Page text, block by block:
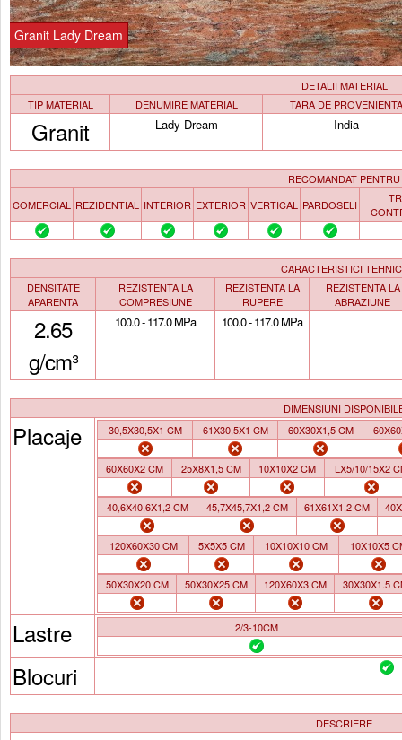
Granit Lady Dream
DETALII MATERIAL
TIP MATERIAL
DENUMIRE MATERIAL TARA DE PROVENIENTA
Granit Lady Dream India
RECOMANDAT PENTRU
COMERCIAL
REZIDENTIAL INTERIOR EXTERIOR VERTICAL PARDOSELI
CARACTERISTICI
DENSITATE
APARENTA
REZISTENTA LA
COMPRESIUNE
REZISTENTA LA
RUPERE
REZISTENTA LA
ABRAZIUNE
2.65
g/cm³
100.0 - 117.0 MPa 100.0 - 117.0 MPa
DIMENSIUNI
Placaje 30,5X30,5X1 CM 61X30,5X1 CM 60X30X1,5 CM
60X60X2 CM 25X8X1,5 CM 10X10X2 CM LX5/10/15X2
40,6X40,6X1,2 CM 45,7X45,7X1,2 CM 61X61X1,2 CM
120X60X30 CM 5X5X5 CM 10X10X10 CM 10X10X5
50X30X20 CM 50X30X25 CM 120X60X3 CM 30X30X1.5
Lastre 2/3-10CM
Blocuri
DESCRIERE